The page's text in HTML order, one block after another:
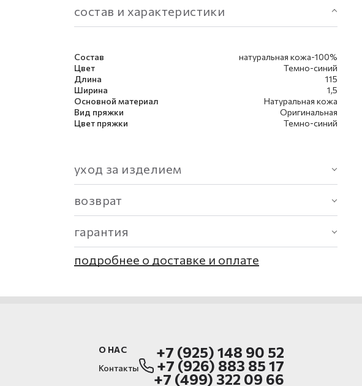
состав и характеристики
Состав
натуральная кожа-100%
Цвет
Темно-синий
Длина
115
Ширина
1,5
Основной материал
Натуральная кожа
Вид пряжки
Оригинальная
Цвет пряжки
Темно-синий
уход за изделием
возврат
гарантия
подробнее о доставке и оплате
О НАС
Контакты
+7 (925) 148 90 52
+7 (926) 883 85 17
+7 (499) 322 09 66